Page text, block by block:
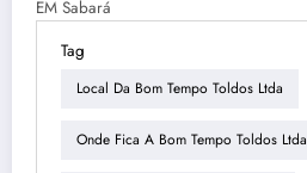
EM Sabará
Tag
Local Da Bom Tempo Toldos Ltda
Onde Fica A Bom Tempo Toldos Ltda